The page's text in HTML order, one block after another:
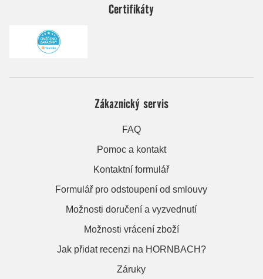
Certifikáty
Zákaznický servis
FAQ
Pomoc a kontakt
Kontaktní formulář
Formulář pro odstoupení od smlouvy
Možnosti doručení a vyzvednutí
Možnosti vrácení zboží
Jak přidat recenzi na HORNBACH?
Záruky